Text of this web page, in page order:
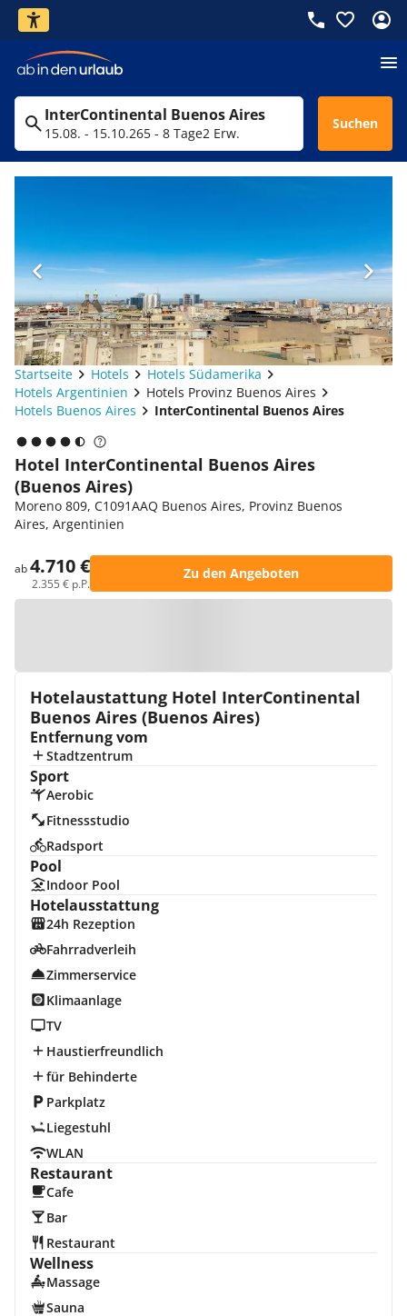
InterContinental Buenos Aires
15.08. - 15.10.265 - 8 Tage2 Erw.
Suchen
Startseite Hotels
Hotels Südamerika
Hotels Argentinien
Hotels Provinz Buenos Aires
Hotels Buenos Aires
InterContinental Buenos Aires
Hotel InterContinental Buenos Aires
(Buenos Aires)
Moreno 809, C1091AAQ Buenos Aires, Provinz Buenos
Aires, Argentinien
ab4.710 €
2.355 € p.P.
Zu den Angeboten
Hotelaustattung Hotel InterContinental
Buenos Aires (Buenos Aires)
Entfernung vom
Stadtzentrum
Sport
Aerobic
Fitnessstudio
Radsport
Pool
Indoor Pool
Hotelausstattung
24h Rezeption
Fahrradverleih
Zimmerservice
Klimaanlage
TV
Haustierfreundlich
für Behinderte
Parkplatz
Liegestuhl
WLAN
Restaurant
Cafe
Bar
Restaurant
Wellness
Massage
Sauna